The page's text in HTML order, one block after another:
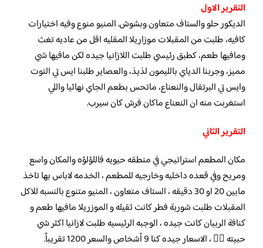
التقرير الاول
الديكور حلو والستاف متعاون وبشوش. المنيو منوع وفيه اختيارات
كافيه، طلبت من المقبلات موزاريلا المقليه اقل من عاديه تغث
ومافيها طعم، كطبق رئيسي طلبت اللازانيا جيده لكن مافيها شي
مميز، وجربنا الدياي بالليمون لذيذ، والعصاير طلبنا ايس تي التوت
وايس تي البرتقال والنعناع، ماتحس بطعم الجاي نهائيا واللي
استغربت منه ان النعناع ماكان فرش كان سيرب.
التقرير الثاني
مكان المطعم استراتيجي في منطقه حيويه فاللؤلؤه والمكان واسع
ومريح وفي قعده داخليه وخارجيه للمطعم ، الخدمه لاباس بها تاخذ
مابين 20 او 30 دقيقه ، الستاف متعاون ، المنيو متنوع بالنسبه للاكل
المقبلات طلبت شوربة فطر كانت ثقيله و الموزريلا مافيها طعم و
كنافة الربيان كانت جيده ، الوجبه الرئيسيه طلبت لازانيا اكثر شي
حبيته 👍🏻 ، الاسعار جيده كنا 9 أشخاص والسعر 1200 تقريباً.